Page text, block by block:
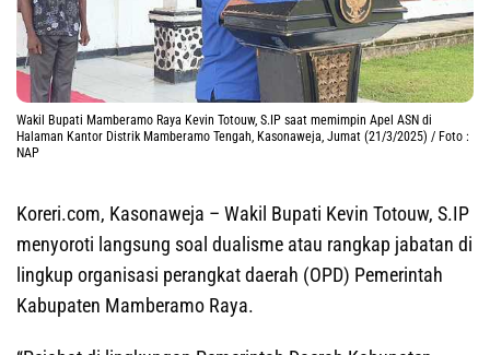
Wakil Bupati Mamberamo Raya Kevin Totouw, S.IP saat memimpin Apel ASN di
Halaman Kantor Distrik Mamberamo Tengah, Kasonaweja, Jumat (21/3/2025) / Foto :
NAP
Koreri.com, Kasonaweja – Wakil Bupati Kevin Totouw, S.IP
menyoroti langsung soal dualisme atau rangkap jabatan di
lingkup organisasi perangkat daerah (OPD) Pemerintah
Kabupaten Mamberamo Raya.